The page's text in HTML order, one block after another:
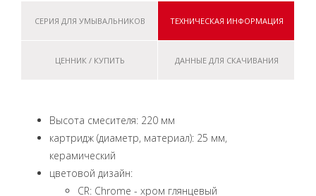
СЕРИЯ ДЛЯ УМЫВАЛЬНИКОВ ТЕХНИЧЕСКАЯ ИНФОРМАЦИЯ
ЦЕННИК / КУПИТЬ ДАННЫЕ ДЛЯ СКАЧИВАНИЯ
Высота смесителя: 220 мм
картридж (диаметр, материал): 25 мм,
керамический
цветовой дизайн:
CR: Chrome - хром глянцевый